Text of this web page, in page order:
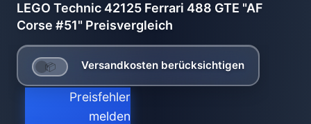
LEGO Technic 42125 Ferrari 488 GTE "AF
Corse #51" Preisvergleich
Versandkosten berücksichtigen
Preisfehler
melden